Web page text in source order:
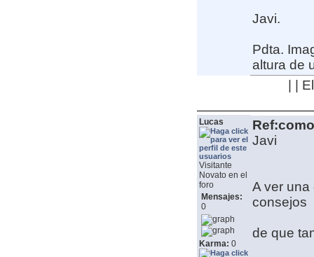
Javi.
Pdta.
altura de
| |
Lucas
Visitante
Novato en el
foro
Mensajes:
0
Karma: 0
Javi
A ver una
consejos
de que